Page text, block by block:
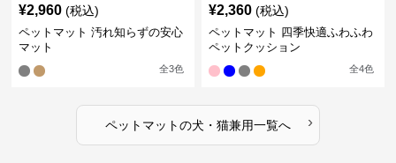
¥2,960 (税込)
ペットマット 汚れ知らずの安心
マット
全3色
¥2,360 (税込)
ペットマット 四季快適ふわふわ
ペットクッション
全4色
ペットマットの犬・猫兼用一覧へ ›